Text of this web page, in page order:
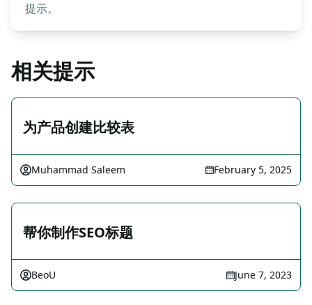
提示。
相关提示
为产品创建比较表
Muhammad Saleem February 5, 2025
帮你制作SEO标题
BeoU June 7, 2023